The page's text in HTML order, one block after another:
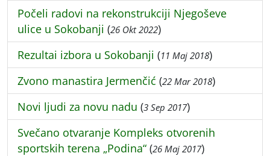
Počeli radovi na rekonstrukciji Njegoševe
ulice u Sokobanji (26 Okt 2022)
Rezultai izbora u Sokobanji (11 Maj 2018)
Zvono manastira Jermenčić (22 Mar 2018)
Novi ljudi za novu nadu (3 Sep 2017)
Svečano otvaranje Kompleks otvorenih
sportskih terena „Podina“ (26 Maj 2017)